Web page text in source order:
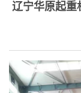
辽宁华原起重